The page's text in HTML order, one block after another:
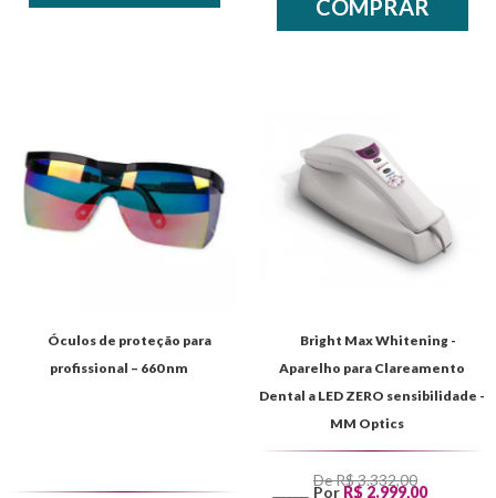
COMPRAR
Óculos de proteção para
profissional – 660 nm
Bright Max Whitening -
Aparelho para Clareamento
Dental a LED ZERO sensibilidade -
MM Optics
De R$ 3.332,00
PorR$ 2.999,00